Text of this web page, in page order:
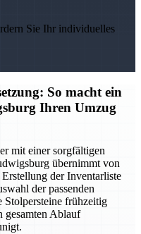
Sie Ihr individuelles
So macht ein
Ihren Umzug
mit einer sorgfältigen
übernimmt von
der Inventarliste
der passenden
Stolpersteine frühzeitig
gesamten Ablauf